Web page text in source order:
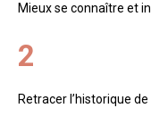
Mieux se connaître et
2
Retracer l’historique